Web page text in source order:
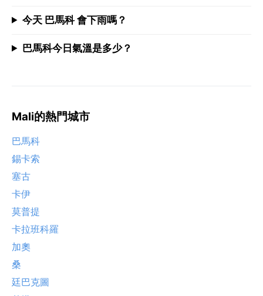
今天 巴馬科 會下雨嗎？
巴馬科今日氣溫是多少？
Mali的熱門城市
巴馬科
錫卡索
塞古
卡伊
莫普提
卡拉班科羅
加奧
桑
廷巴克圖